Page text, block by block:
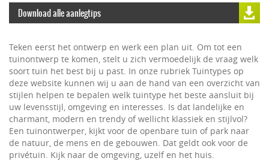
Download alle aanlegtips
Teken eerst het ontwerp en werk een plan uit. Om tot een
tuinontwerp te komen, stelt u zich vermoedelijk de vraag welk
soort tuin het best bij u past. In onze rubriek Tuintypes op
deze website kunnen wij u aan de hand van een overzicht van
stijlen helpen te bepalen welk tuintype het beste aansluit bij
uw levensstijl, omgeving en interesses. Is dat landelijke en
charmant, modern en trendy of wellicht klassiek en stijlvol?
Een tuinontwerper, kijkt voor de openbare tuin of park naar
de natuur, de mens en de gebouwen. Dat geldt ook voor de
privétuin. Kijk naar de omgeving, uzelf en het huis.